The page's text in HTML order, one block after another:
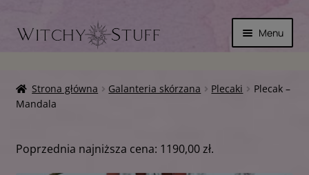
Przejdź
do
Przejdź
do
Menu
menu
MAGICZNIE
INNE
Strona główna Galanteria skórzana Plecaki
Plecak –
Mandala
Poprzednia najniższa cena: 1190,00zł.